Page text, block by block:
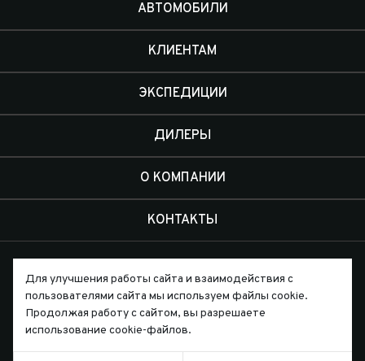
АВТОМОБИЛИ
КЛИЕНТАМ
ЭКСПЕДИЦИИ
ДИЛЕРЫ
О КОМПАНИИ
КОНТАКТЫ
Письмо директору
Для улучшения работы сайта и взаимодействия с
пользователями сайта мы используем файлы cookie.
Продолжая работу с сайтом, вы разрешаете
использование cookie-файлов.